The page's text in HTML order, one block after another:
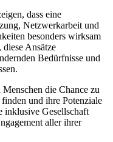
dass eine
Netzwerkarbeit und
besonders wirksam
Ansätze
Bedürfnisse und
die Chance zu
und ihre Potenziale
inklusive Gesellschaft
aller ihrer